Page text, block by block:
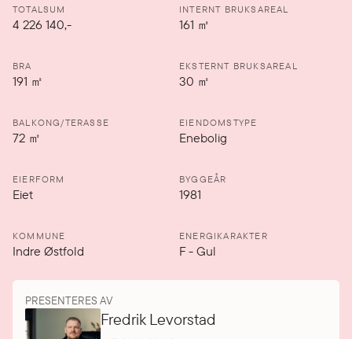
TOTALSUM
4 226 140,-
INTERNT BRUKSAREAL
161 ㎡
BRA
191 ㎡
EKSTERNT BRUKSAREAL
30 ㎡
BALKONG/TERASSE
72 ㎡
EIENDOMSTYPE
Enebolig
EIERFORM
Eiet
BYGGEÅR
1981
KOMMUNE
Indre Østfold
ENERGIKARAKTER
F-Gul
PRESENTERES AV
Fredrik Levorstad